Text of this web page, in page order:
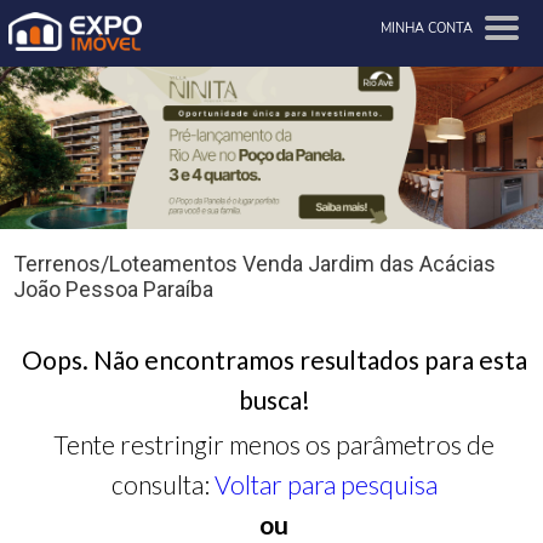
MINHA CONTA
Terrenos/Loteamentos Venda Jardim das Acácias
João Pessoa Paraíba
Oops. Não encontramos resultados para esta
busca!
Tente restringir menos os parâmetros de
consulta: Voltar para pesquisa
ou